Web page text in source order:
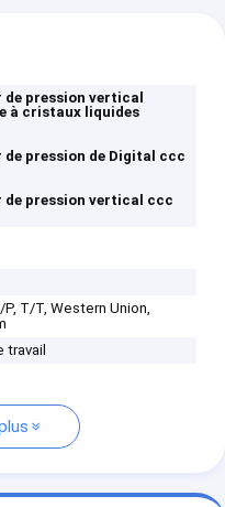
pression vertical
à cristaux liquides
pression de Digital ccc
de pression vertical ccc
P, T/T, Western Union,
travail